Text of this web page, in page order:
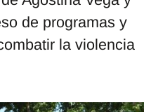
de programas y
la violencia